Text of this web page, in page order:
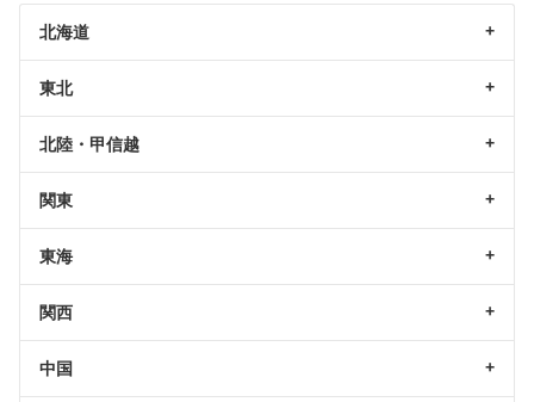
北海道
東北
北陸・甲信越
関東
東海
関西
中国